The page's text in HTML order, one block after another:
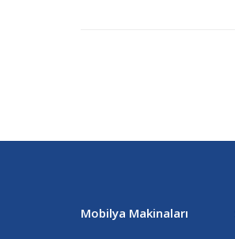
Mobilya Makinaları